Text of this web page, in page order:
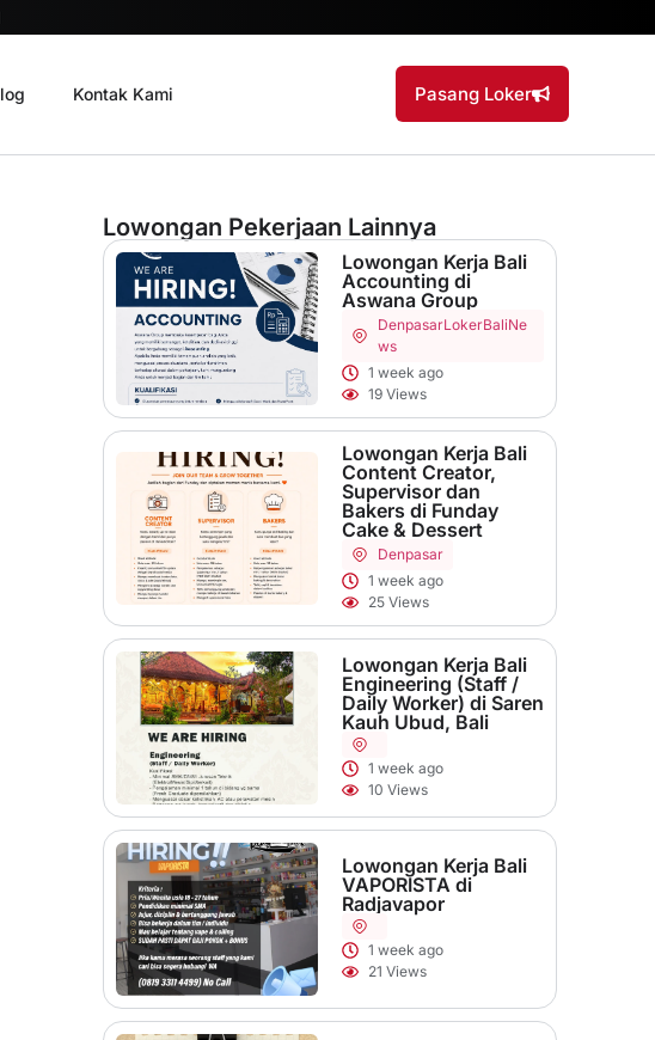
Kontak Kami Pasang Loker
Lowongan Pekerjaan Lainnya
Lowongan Kerja Bali
Accounting di
Aswana Group
DenpasarLokerBaliNe
ws
1 week ago
19 Views
Lowongan Kerja Bali
Content Creator,
Supervisor dan
Bakers di Funday
Cake & Dessert
Denpasar
1 week ago
25 Views
Lowongan Kerja Bali
Engineering (Staff /
Daily Worker) di Saren
Kauh Ubud, Bali
1 week ago
10 Views
Lowongan Kerja Bali
VAPORISTA di
Radjavapor
1 week ago
21 Views